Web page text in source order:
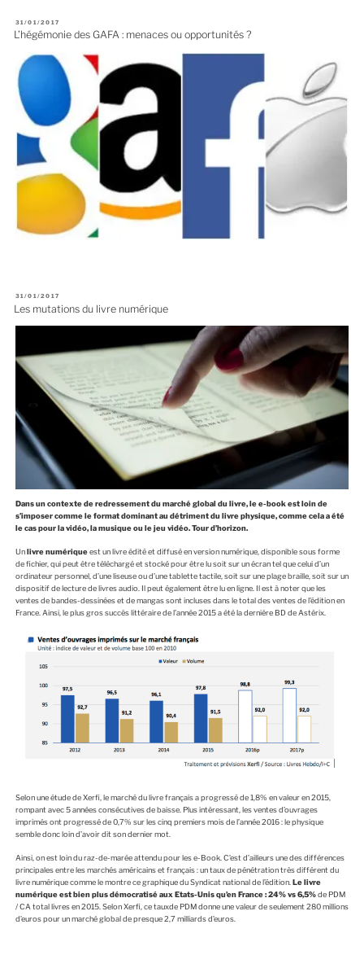
P
U
B
L
31/01/2017
L’hégémonie des GAFA : menaces ou opportunités ?
P
U
B
E
31/01/2017
Les mutations du livre numérique
Dans un contexte de redressement du marché global du livre, le e-book est loin de
s’imposer comme le format dominant au détriment du livre physique, comme cela a été
le cas pour la vidéo, la musique ou le jeu vidéo. Tour d’horizon.
Unlivre numériqueest un livre édité et diffusé en version numérique, disponible sous forme
de fichier, qui peut être téléchargé et stocké pour être lu soit sur un écran tel que celui d’un
ordinateur personnel, d’une liseuse ou d’une tablette tactile, soit sur une plage braille, soit sur un
dispositif de lecture de livres audio. Il peut également être lu en ligne. Il est à noter que les
ventes de bandes-dessinées et de mangas sont incluses dans le total des ventes de l’édition en
France. Ainsi, le plus gros succès littéraire de l’année 2015 a été la dernière BD de Astérix.
Selon une étude de Xerfi, le marché du livre français a progressé de 1,8% en valeur en 2015,
rompant avec 5 années consécutives de baisse. Plus intéressant, les ventes d’ouvrages
imprimés ont progressé de 0,7% sur les cinq premiers mois de l’année 2016 : le physique
semble donc loin d’avoir dit son dernier mot.
Ainsi, on est loin du raz-de-marée attendu pour les e-Book. C’est d’ailleurs une des différences
principales entre les marchés américains et français : un taux de pénétration très différent du
livre numérique comme le montre ce graphique du Syndicat national de l’édition. Le livre
numérique est bien plus démocratisé aux Etats-Unis qu’en France : 24% vs 6,5%de PDM
/ CA total livres en 2015. Selon Xerfi, ce tauxde PDM donne une valeur de seulement 280 millions
d’euros pour un marché global de presque 2,7 milliards d’euros.